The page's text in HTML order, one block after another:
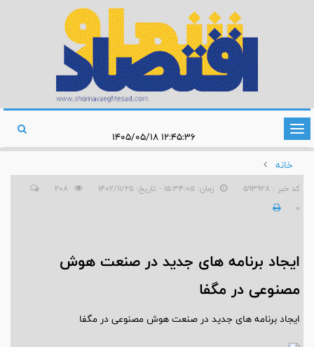
تغییر
وضعیت
ناوبری
خانه
کد خبر : 593928 زمان: ۱۵:۳۴:۰۵ - تاریخ: ۱۴۰۲/۱۱/۲۵
0
ایجاد برنامه های جدید در صنعت هوش
مصنوعی در مگفا
ایجاد برنامه های جدید در صنعت هوش مصنوعی در مگفا